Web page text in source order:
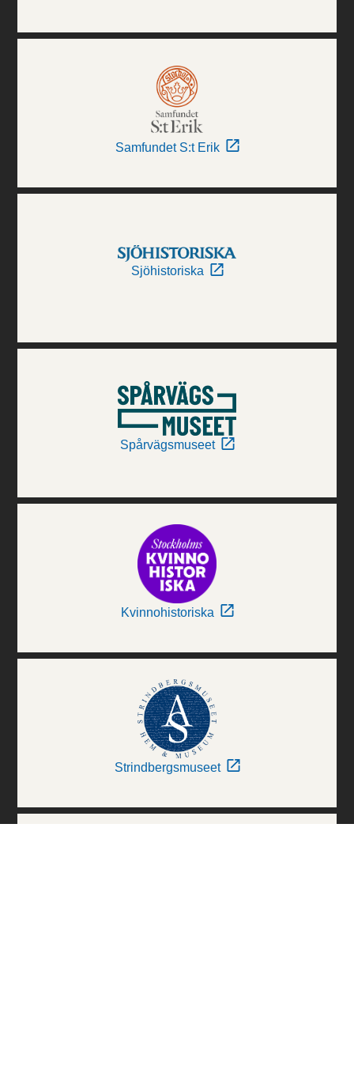
Samfundet S:t Erik
Sjöhistoriska
Spårvägsmuseet
Kvinnohistoriska
Strindbergsmuseet